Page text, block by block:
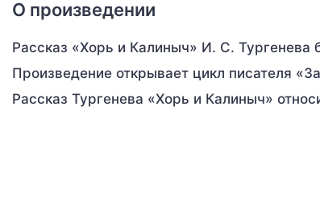
О произведении
Рассказ «Хорь и Калиныч» И. С.
Произведение открывает цикл писателя
Рассказ Тургенева «Хорь и Калиныч»